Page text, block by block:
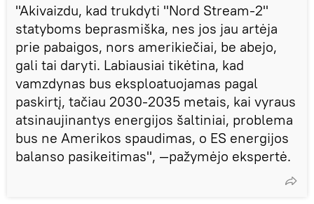
"Akivaizdu, kad trukdyti "Nord Stream-2"
statyboms beprasmiška, nes jos jau artėja
prie pabaigos, nors amerikiečiai, be abejo,
gali tai daryti. Labiausiai tikėtina, kad
vamzdynas bus eksploatuojamas pagal
paskirtį, tačiau 2030-2035 metais, kai vyraus
atsinaujinantys energijos šaltiniai, problema
bus ne Amerikos spaudimas, o ES energijos
balanso pasikeitimas", —pažymėjo ekspertė.